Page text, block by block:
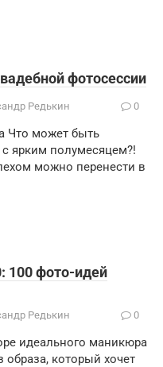
фотосессии
Редькин 0
Что может быть
ярким полумесяцем?!
можно перенести в
100 фото-идей
Редькин 0
идеального маникюра
образа, который хочет